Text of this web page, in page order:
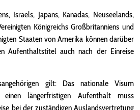
Israels, Japans, Kanadas, Neuseelands,
Königreichs Großbritanniens und
Staaten von Amerika können darüber
Aufenthaltstitel auch nach der Einreise
gilt: Das nationale Visum
längerfristigen Aufenthalt muss
bei der zuständigen Auslandsvertretung